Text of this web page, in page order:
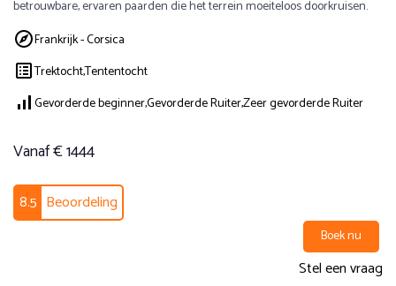
betrouwbare, ervaren paarden die het terrein moeiteloos doorkruisen.
Frankrijk - Corsica
Trektocht,Tententocht
Gevorderde beginner,Gevorderde Ruiter,Zeer gevorderde Ruiter
Vanaf € 1444
8.5 Beoordeling
Boek nu
Stel een vraag